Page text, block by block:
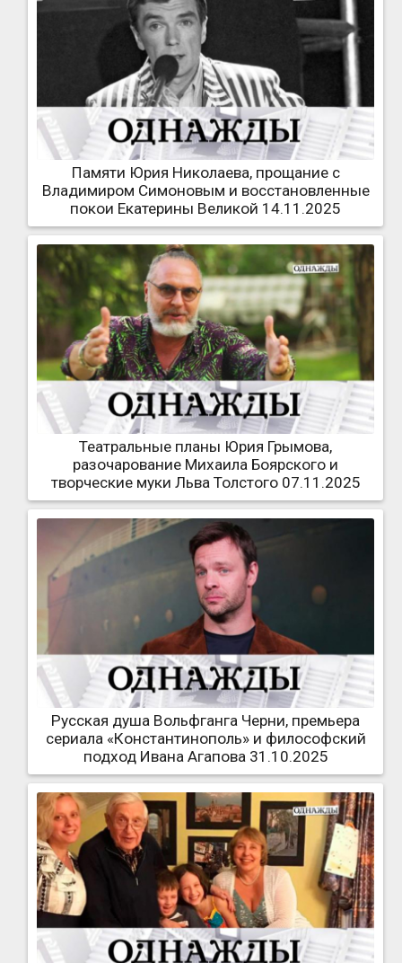
Памяти Юрия Николаева, прощание с
Владимиром Симоновым и восстановленные
покои Екатерины Великой 14.11.2025
Театральные планы Юрия Грымова,
разочарование Михаила Боярского и
творческие муки Льва Толстого 07.11.2025
Русская душа Вольфганга Черни, премьера
сериала «Константинополь» и философский
подход Ивана Агапова 31.10.2025